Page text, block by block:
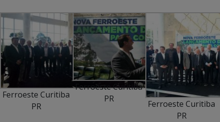
Ferroeste Curitiba
PR
Ferroeste Curitiba
PR
Ferroeste Curitiba
PR